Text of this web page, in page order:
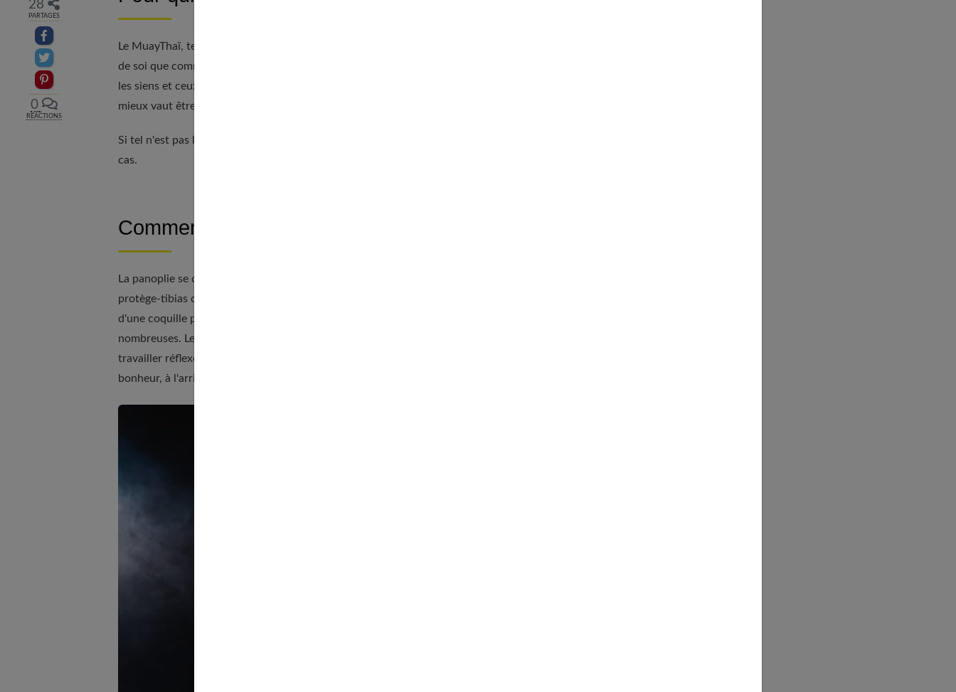
28
PARTAGES
Partager sur facebook
Partager sur Twitter
Epingler sur Pinterest
0
RÉACTIONS
Le MuayThaï, tel qu'il est souvent pratiqué, est plus souvent présenté comme une discipline de maîtrise
de soi que comme un combat violent. On apprend à se sécuriser, à se protéger et à contrôler les coups,
les siens et ceux de l'autre. Tout le monde peut s'y mettre, avec quelques précautions. Pour commencer,
mieux vaut être souple, avoir un bon terrain cardiovasculaire et une bonne capacité respiratoire.
Si tel n'est pas le cas, je conseille de commencer par des séances d'assouplissement ou de cardio selon le
cas.
Comment s’équiper ?
La panoplie se compose souvent d'un short, d'une paire de gants, d'un casque, d'un protège-dents, de
protège-tibias ou protège-tibias et pieds, d'un plastron ou d'un protège poitrine pour les femmes et
d'une coquille pour les hommes, pour la compétition. Plus on progresse, moins les protections sont
nombreuses. Le pao, sorte de manchon amortisseur de chocs, utilisé pour l'entraînement, permet de
travailler réflexes, précision et tonicité des coups. Et le mongkol, autour de la tête, sert de porte-
bonheur, à l'arrivée sur le ring lors des combats.